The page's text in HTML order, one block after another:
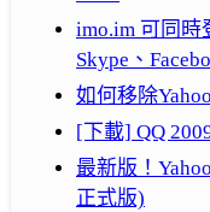
imo.im 可同時
Skype、
如何移除
[下載] QQ
最新版！
正式版)